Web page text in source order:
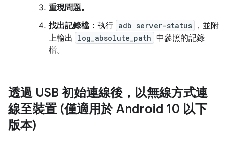
重現問題。
找出記錄檔： 執行 adb server-status
，並附
上輸出
log_absolute_path 中參照的記錄
檔。
透過 USB 初始連線後，以無線方式連
線至裝置 (僅適用於 Android 10 以下
版本)